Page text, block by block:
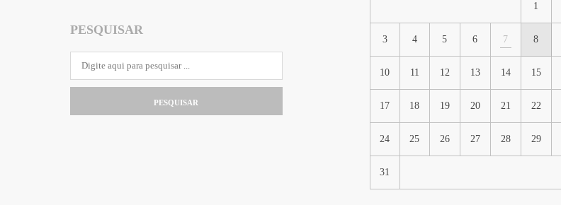
PESQUISAR
PESQUISAR
1
3 4 5 6 7 8
10 11 12 13 14 15
17 18 19 20 21 22
24 25 26 27 28 29
31